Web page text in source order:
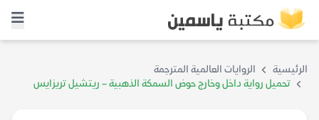
الرئيسية
الروايات العالمية المترجمة
تحميل رواية داخل وخارج حوض السمكة الذهبية – ريتشيل تريزايس